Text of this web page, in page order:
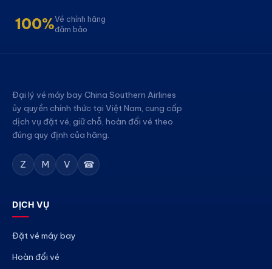
100%Vé chính hãng
đảm bảo
Đại lý vé máy bay China Southern Airlines
ủy quyền chính thức tại Việt Nam, cung cấp
dịch vụ đặt vé, giữ chỗ, hoàn đổi vé theo
đúng quy định của hãng.
Z M V ☎
DỊCH VỤ
Đặt vé máy bay
Hoàn đổi vé